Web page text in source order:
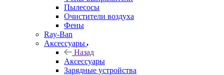
Пылесосы
Очистители воздуха
Фены
Ray-Ban
Аксессуары
Назад
Аксессуары
Зарядные устройства